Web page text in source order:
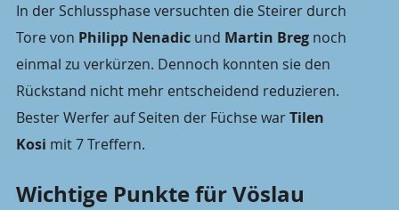
In der Schlussphase versuchten die Steirer durch
Tore von Philipp Nenadic und Martin Breg noch
einmal zu verkürzen. Dennoch konnten sie den
Rückstand nicht mehr entscheidend reduzieren.
Bester Werfer auf Seiten der Füchse war Tilen
Kosi mit 7 Treffern.
Wichtige Punkte für Vöslau